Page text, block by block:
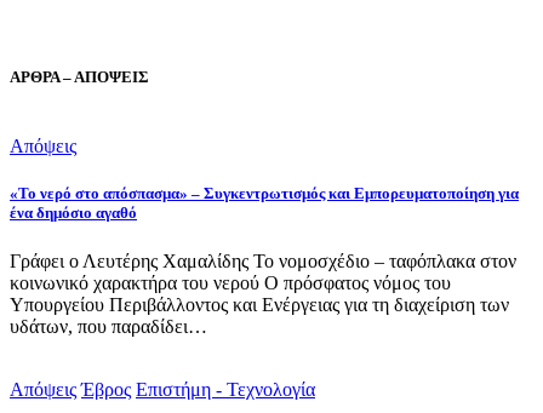
ΑΡΘΡΑ – ΑΠΟΨΕΙΣ
Απόψεις
«Το νερό στο απόσπασμα» – Συγκεντρωτισμός και Εμπορευματοποίηση για
ένα δημόσιο αγαθό
Γράφει ο Λευτέρης Χαμαλίδης Το νομοσχέδιο – ταφόπλακα στον
κοινωνικό χαρακτήρα του νερού Ο πρόσφατος νόμος του
Υπουργείου Περιβάλλοντος και Ενέργειας για τη διαχείριση των
υδάτων, που παραδίδει…
Απόψεις Έβρος Επιστήμη - Τεχνολογία